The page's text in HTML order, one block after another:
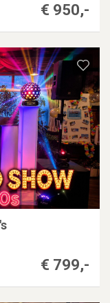
€ 950,-
€ 799,-